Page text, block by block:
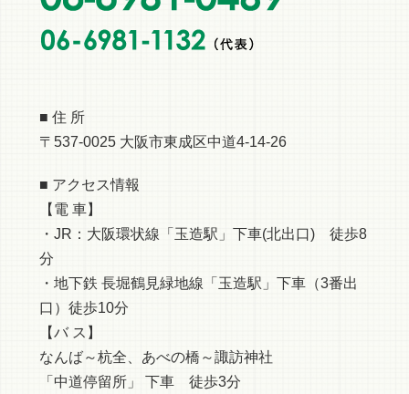
■ 住 所
〒537-0025 大阪市東成区中道4-14-26
■ アクセス情報
【電 車】
・JR：大阪環状線「玉造駅」下車(北出口) 徒歩8
分
・地下鉄 長堀鶴見緑地線「玉造駅」下車（3番出
口）徒歩10分
【バ ス】
なんば～杭全、あべの橋～諏訪神社
「中道停留所」 下車 徒歩3分